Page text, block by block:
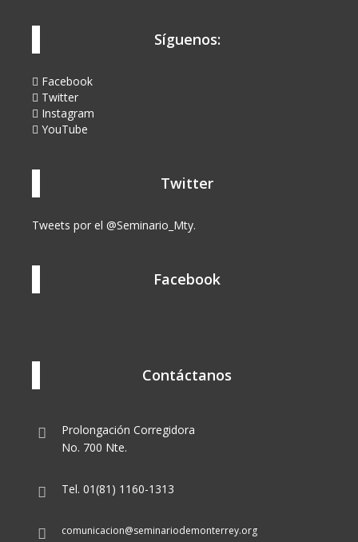
Síguenos:
Facebook
Twitter
Instagram
YouTube
Twitter
Tweets por el @Seminario_Mty.
Facebook
Contáctanos
Prolongación Corregidora
No. 700 Nte.
Tel. 01(81) 1160-1313
comunicacion@seminariodemonterrey.org